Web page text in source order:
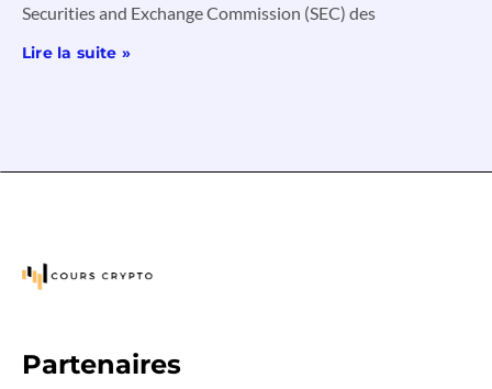
Securities and Exchange Commission (SEC) des
Lire la suite »
Partenaires